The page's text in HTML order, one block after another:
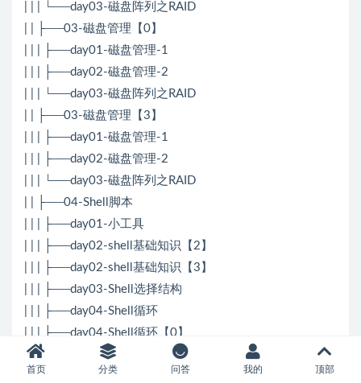
| | | └──day03-磁盘阵列之RAID
| | ├──03-磁盘管理【0】
| | | ├──day01-磁盘管理-1
| | | ├──day02-磁盘管理-2
| | | └──day03-磁盘阵列之RAID
| | ├──03-磁盘管理【3】
| | | ├──day01-磁盘管理-1
| | | ├──day02-磁盘管理-2
| | | └──day03-磁盘阵列之RAID
| | ├──04-Shell脚本
| | | ├──day01-小工具
| | | ├──day02-shell基础知识【2】
| | | ├──day02-shell基础知识【3】
| | | ├──day03-Shell选择结构
| | | ├──day04-Shell循环
| | | ├──day04-Shell循环【0】
| | | ├──day04-Shell循环【2】
| | | ├──day05-Shell随机数与循环嵌套
首页 分类 问答 我的 顶部